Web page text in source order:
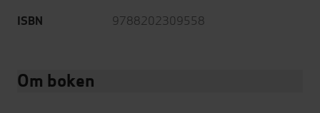
ISBN 9788202309558
Om boken